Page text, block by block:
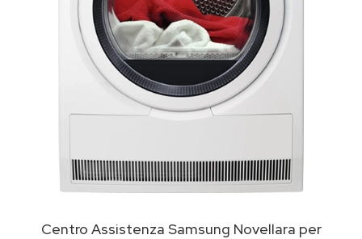
Centro Assistenza Samsung Novellara per